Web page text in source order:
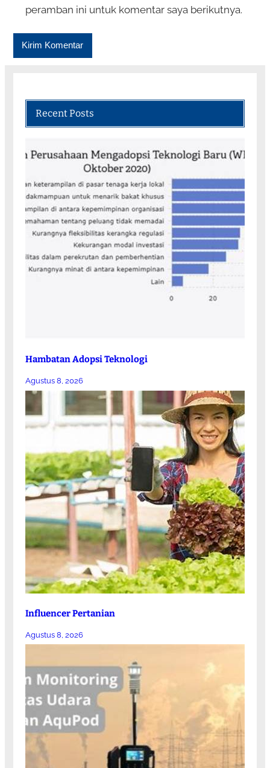
peramban ini untuk komentar saya berikutnya.
Recent Posts
Hambatan Adopsi Teknologi
Agustus 8, 2026
Influencer Pertanian
Agustus 8, 2026